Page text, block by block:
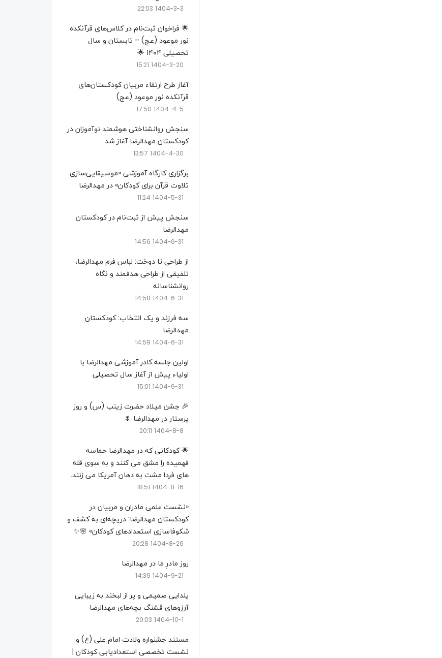
1404-3-3 22:03
🌟 فراخوان ثبت‌نام در کلاس‌های قرآنکده
نور موعود (عج) – تابستان و سال
تحصیلی ۱۴۰۴ 🌟
1404-3-20 15:21
آغاز طرح ارتقاء مربیان کودکستان‌های
قرآنکده نور موعود (عج)
1404-4-5 17:50
سنجش روانشناختی هوشمند نوآموزان در
کودکستان مهدالرضا آغاز شد
1404-4-30 13:57
برگزاری کارگاه آموزشی «موسیقایی‌سازی
تلاوت قرآن برای کودکان» در مهدالرضا
1404-5-31 11:24
سنجش پیش از ثبت‌نام در کودکستان
مهدالرضا
1404-6-31 14:56
از طراحی تا دوخت: لباس فرم مهدالرضا،
تلفیقی از طراحی هدفمند و نگاه
روانشناسانه
1404-6-31 14:58
سه فرزند و یک انتخاب: کودکستان
مهدالرضا
1404-6-31 14:59
اولین جلسه کادر آموزشی مهدالرضا با
اولیاء پیش از آغاز سال تحصیلی
1404-6-31 15:01
🎉 جشن میلاد حضرت زینب (س) و روز
پرستار در مهدالرضا 🌷
1404-8-8 20:11
🌟 کودکانی که در مهدالرضا حماسه
فهمیده را مشق می کنند و به سوی قله
های فردا مشت به دهان آمریکا می زنند.
1404-8-16 18:51
«نشست علمی مادران و مربیان در
کودکستان مهدالرضا: دریچه‌ای به کشف و
شکوفاسازی استعدادهای کودکان» 🌸✨
1404-8-26 20:28
روز مادرِ ما در مهدالرضا
1404-9-21 14:39
یلدایی صمیمی و پر از لبخند به زیبایی
آرزوهای قشنگ بچه‌های مهدالرضا
1404-10-1 20:03
مستند جشنواره ولادت امام علی (ع) و
نشست تخصصی استعدادیابی کودکان |